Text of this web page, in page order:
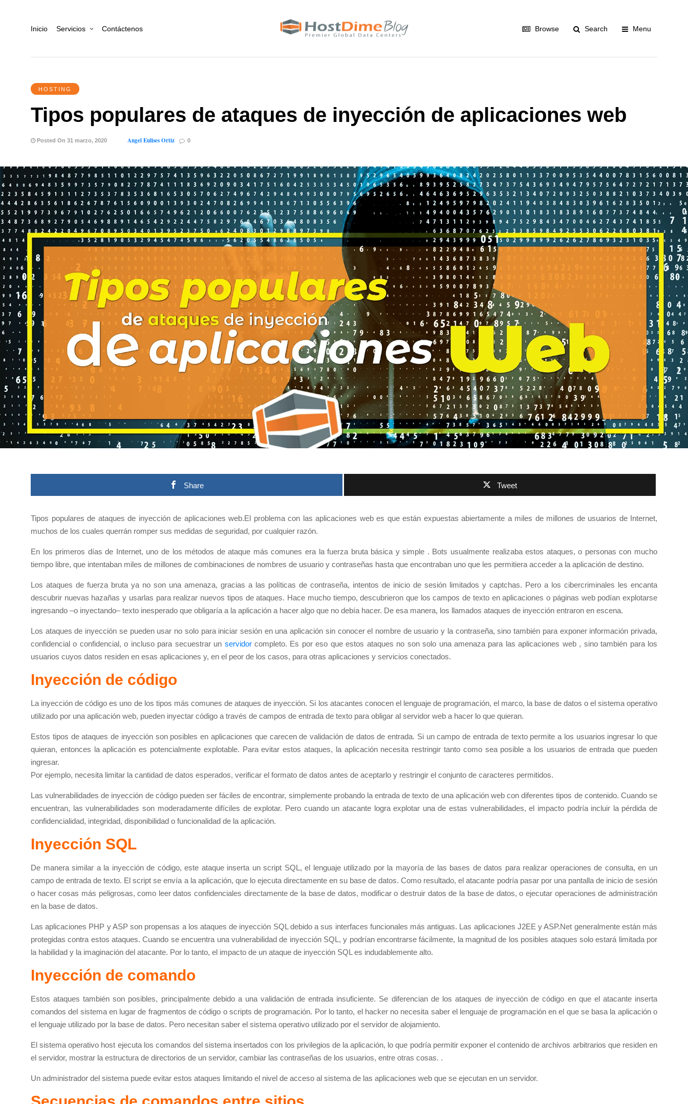
Inicio Servicios Contáctenos Browse Search Menu
HOSTING
Tipos populares de ataques de inyección de aplicaciones web
Posted On 31 marzo, 2020 Angel Eulises Ortiz 0
Share Tweet
Tipos populares de ataques de inyección de aplicaciones web.El problema con las aplicaciones web es que están expuestas abiertamente a miles de millones de usuarios de Internet,
muchos de los cuales querrán romper sus medidas de seguridad, por cualquier razón.
En los primeros días de Internet, uno de los métodos de ataque más comunes era la fuerza bruta básica y simple . Bots usualmente realizaba estos ataques, o personas con mucho
tiempo libre, que intentaban miles de millones de combinaciones de nombres de usuario y contraseñas hasta que encontraban uno que les permitiera acceder a la aplicación de destino.
Los ataques de fuerza bruta ya no son una amenaza, gracias a las políticas de contraseña, intentos de inicio de sesión limitados y captchas. Pero a los cibercriminales les encanta
descubrir nuevas hazañas y usarlas para realizar nuevos tipos de ataques. Hace mucho tiempo, descubrieron que los campos de texto en aplicaciones o páginas web podían explotarse
ingresando –o inyectando– texto inesperado que obligaría a la aplicación a hacer algo que no debía hacer. De esa manera, los llamados ataques de inyección entraron en escena.
Los ataques de inyección se pueden usar no solo para iniciar sesión en una aplicación sin conocer el nombre de usuario y la contraseña, sino también para exponer información privada,
confidencial o confidencial, o incluso para secuestrar un servidorcompleto. Es por eso que estos ataques no son solo una amenaza para las aplicaciones web , sino también para los
usuarios cuyos datos residen en esas aplicaciones y, en el peor de los casos, para otras aplicaciones y servicios conectados.
Inyección de código
La inyección de código es uno de los tipos más comunes de ataques de inyección. Si los atacantes conocen el lenguaje de programación, el marco, la base de datos o el sistema operativo
utilizado por una aplicación web, pueden inyectar código a través de campos de entrada de texto para obligar al servidor web a hacer lo que quieran.
Estos tipos de ataques de inyección son posibles en aplicaciones que carecen de validación de datos de entrada. Si un campo de entrada de texto permite a los usuarios ingresar lo que
quieran, entonces la aplicación es potencialmente explotable. Para evitar estos ataques, la aplicación necesita restringir tanto como sea posible a los usuarios de entrada que pueden
ingresar.
Por ejemplo, necesita limitar la cantidad de datos esperados, verificar el formato de datos antes de aceptarlo y restringir el conjunto de caracteres permitidos.
Las vulnerabilidades de inyección de código pueden ser fáciles de encontrar, simplemente probando la entrada de texto de una aplicación web con diferentes tipos de contenido. Cuando se
encuentran, las vulnerabilidades son moderadamente difíciles de explotar. Pero cuando un atacante logra explotar una de estas vulnerabilidades, el impacto podría incluir la pérdida de
confidencialidad, integridad, disponibilidad o funcionalidad de la aplicación.
Inyección SQL
De manera similar a la inyección de código, este ataque inserta un script SQL, el lenguaje utilizado por la mayoría de las bases de datos para realizar operaciones de consulta, en un
campo de entrada de texto. El script se envía a la aplicación, que lo ejecuta directamente en su base de datos. Como resultado, el atacante podría pasar por una pantalla de inicio de sesión
o hacer cosas más peligrosas, como leer datos confidenciales directamente de la base de datos, modificar o destruir datos de la base de datos, o ejecutar operaciones de administración
en la base de datos.
Las aplicaciones PHP y ASP son propensas a los ataques de inyección SQL debido a sus interfaces funcionales más antiguas. Las aplicaciones J2EE y ASP.Net generalmente están más
protegidas contra estos ataques. Cuando se encuentra una vulnerabilidad de inyección SQL, y podrían encontrarse fácilmente, la magnitud de los posibles ataques solo estará limitada por
la habilidad y la imaginación del atacante. Por lo tanto, el impacto de un ataque de inyección SQL es indudablemente alto.
Inyección de comando
Estos ataques también son posibles, principalmente debido a una validación de entrada insuficiente. Se diferencian de los ataques de inyección de código en que el atacante inserta
comandos del sistema en lugar de fragmentos de código o scripts de programación. Por lo tanto, el hacker no necesita saber el lenguaje de programación en el que se basa la aplicación o
el lenguaje utilizado por la base de datos. Pero necesitan saber el sistema operativo utilizado por el servidor de alojamiento.
El sistema operativo host ejecuta los comandos del sistema insertados con los privilegios de la aplicación, lo que podría permitir exponer el contenido de archivos arbitrarios que residen en
el servidor, mostrar la estructura de directorios de un servidor, cambiar las contraseñas de los usuarios, entre otras cosas. .
Un administrador del sistema puede evitar estos ataques limitando el nivel de acceso al sistema de las aplicaciones web que se ejecutan en un servidor.